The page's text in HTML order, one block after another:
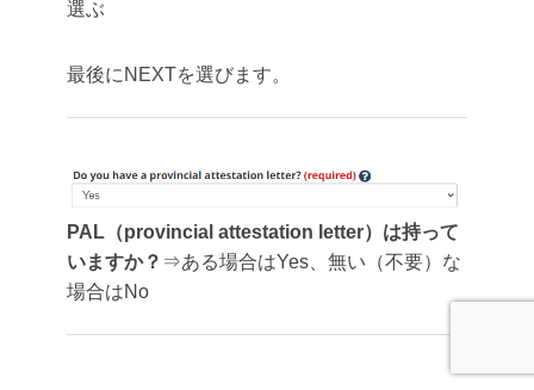
選ぶ
最後にNEXTを選びます。
PAL（provincial attestation letter）は持って
いますか？ ⇒ある場合はYes、無い（不要）な
場合はNo